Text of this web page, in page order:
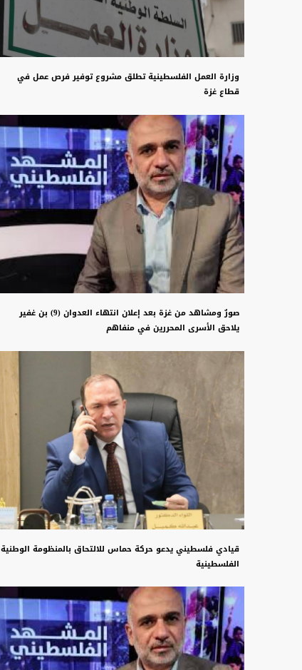
وزارة العمل الفلسطينية تطلق مشروع توفير فرص عمل في
قطاع غزة
صورٌ ومشاهد من غزة بعد إعلان انتهاء العدوان (9) بن غفير
يلاحق الأسرى المحررين في منفاهم
قيادي فلسطيني يدعو حركة حماس للالتحاق بالمنظومة الوطنية
الفلسطينية